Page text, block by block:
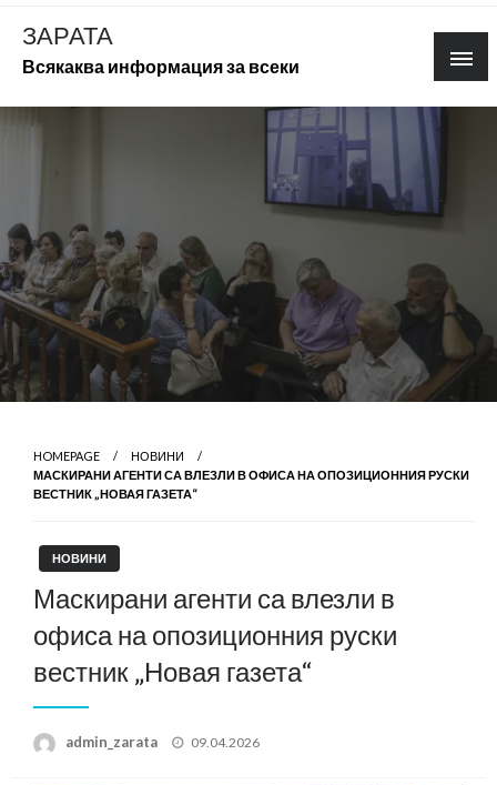
Skip
content
ЗАРАТА
Всякаква информация за всеки
HOMEPAGE
НОВИНИ
МАСКИРАНИ АГЕНТИ СА ВЛЕЗЛИ В ОФИСА НА ОПОЗИЦИОННИЯ РУСКИ
ВЕСТНИК „НОВАЯ ГАЗЕТА“
НОВИНИ
Маскирани агенти са влезли в
офиса на опозиционния руски
вестник „Новая газета“
admin_zarata
Posted
09.04.2026